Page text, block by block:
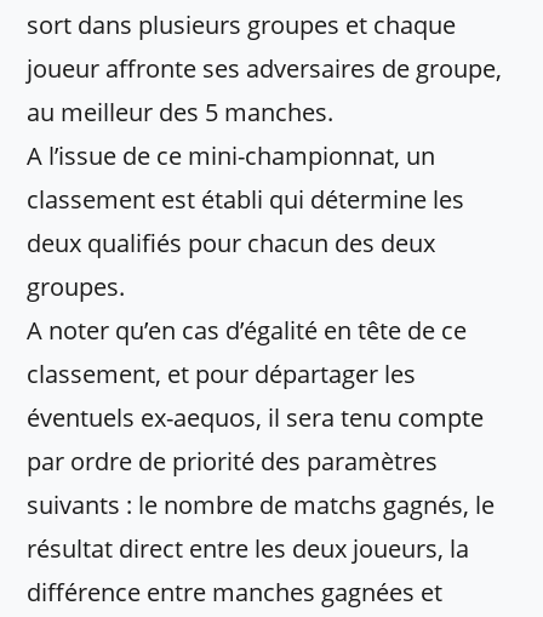
sort dans plusieurs groupes et chaque
joueur affronte ses adversaires de groupe,
au meilleur des 5 manches.
A l’issue de ce mini-championnat, un
classement est établi qui détermine les
deux qualifiés pour chacun des deux
groupes.
A noter qu’en cas d’égalité en tête de ce
classement, et pour départager les
éventuels ex-aequos, il sera tenu compte
par ordre de priorité des paramètres
suivants : le nombre de matchs gagnés, le
résultat direct entre les deux joueurs, la
différence entre manches gagnées et